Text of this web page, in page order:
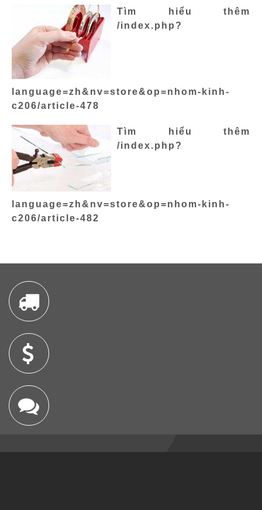
Tìm hiểu thêm
/index.php?
language=zh&nv=store&op=nhom-kinh-
c206/article-478
Tìm hiểu thêm
/index.php?
language=zh&nv=store&op=nhom-kinh-
c206/article-482